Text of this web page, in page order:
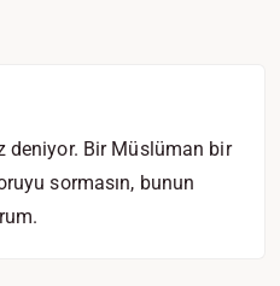
deniyor. Bir Müslüman bir
sormasın, bunun